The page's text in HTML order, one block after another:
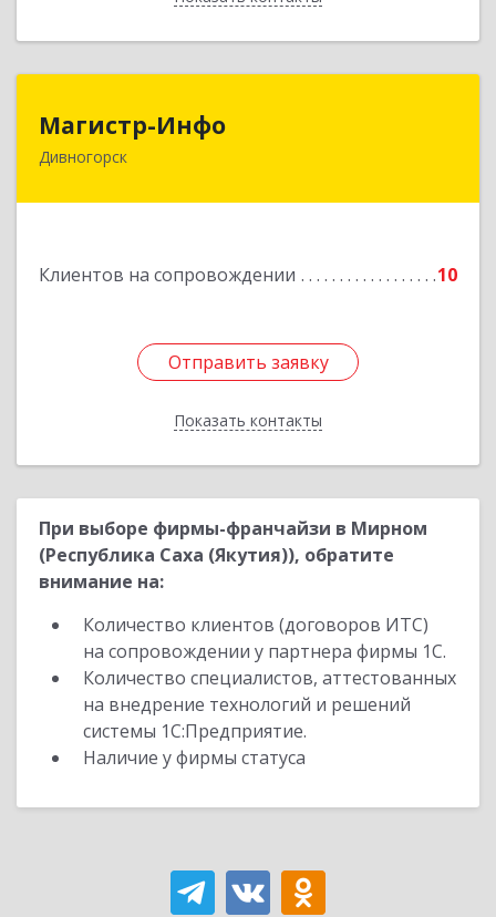
Магистр-Инфо
Дивногорск
Клиентов на сопровождении 10
Отправить заявку
Показать контакты
663090 Красноярский край Дивногорск г
Отправить заявку
Назад
При выборе фирмы-франчайзи в Мирном
(Республика Саха (Якутия)), обратите
внимание на:
Количество клиентов (договоров ИТС)
на сопровождении у партнера фирмы 1С.
Количество специалистов, аттестованных
на внедрение технологий и решений
системы 1С:Предприятие.
Наличие у фирмы статуса